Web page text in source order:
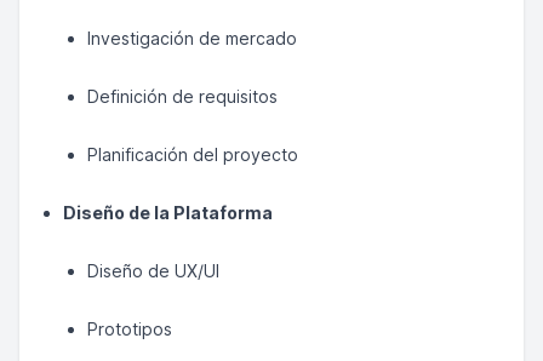
Investigación de mercado
Definición de requisitos
Planificación del proyecto
Diseño de la Plataforma
Diseño de UX/UI
Prototipos